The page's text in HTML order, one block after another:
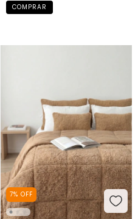
COMPRAR
7% OFF